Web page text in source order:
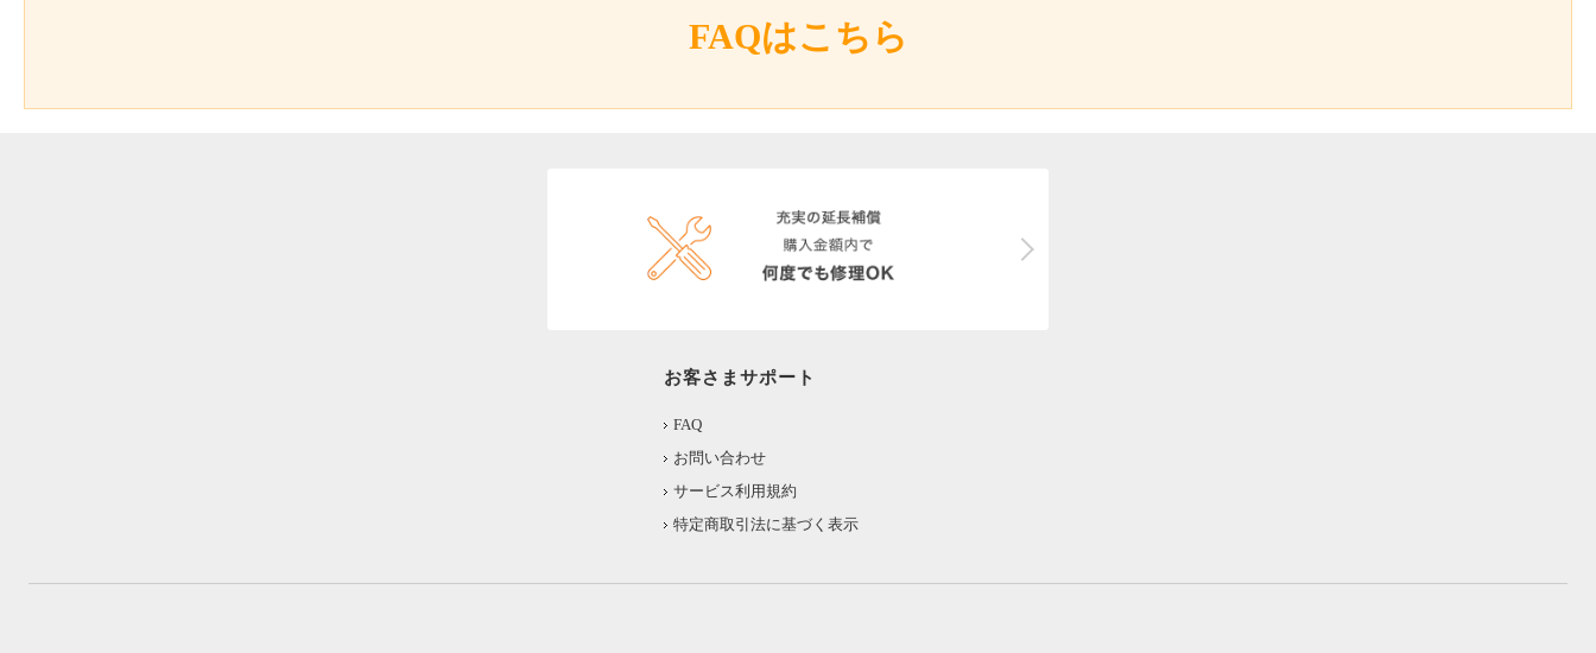
FAQはこちら
お客さまサポート
FAQ
お問い合わせ
サービス利用規約
特定商取引法に基づく表示